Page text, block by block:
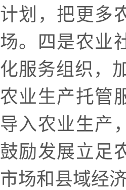
计划，把更多
场。四是农业
化服务组织，
农业生产托管
导入农业生产
鼓励发展立足
市场和县域经济